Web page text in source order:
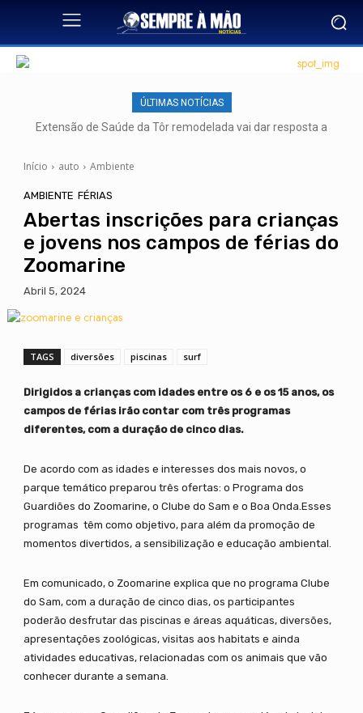
ÚLTIMAS NOTÍCIAS
Extensão de Saúde da Tôr remodelada vai dar resposta a
Início auto Ambiente
AMBIENTE FÉRIAS
Abertas inscrições para crianças
e jovens nos campos de férias do
Zoomarine
Abril 5, 2024
TAGS diversões piscinas surf
Dirigidos a crianças com idades entre os 6 e os 15 anos, os
campos de férias irão contar com três programas
diferentes, com a duração de cinco dias.
De acordo com as idades e interesses dos mais novos, o
parque temático preparou três ofertas: o Programa dos
Guardiões do Zoomarine, o Clube do Sam e o Boa Onda.Esses
programas têm como objetivo, para além da promoção de
momentos divertidos, a sensibilização e educação ambiental.
Em comunicado, o Zoomarine explica que no programa Clube
do Sam, com a duração de cinco dias, os participantes
poderão desfrutar das piscinas e áreas aquáticas, diversões,
apresentações zoológicas, visitas aos habitats e ainda
atividades educativas, relacionadas com os animais que vão
conhecer durante a semana.